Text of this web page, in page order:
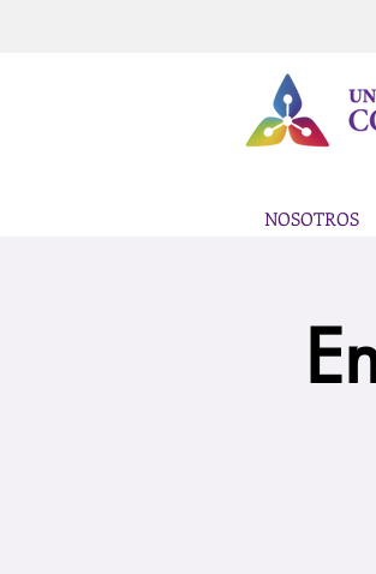
NOSOTROS